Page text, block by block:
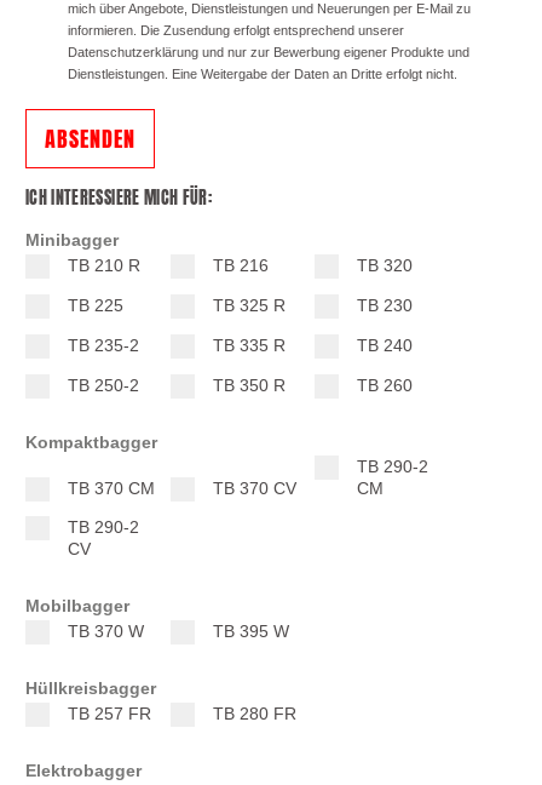
mich über Angebote, Dienstleistungen und Neuerungen per E-Mail zu
informieren. Die Zusendung erfolgt entsprechend unserer
Datenschutzerklärung und nur zur Bewerbung eigener Produkte und
Dienstleistungen. Eine Weitergabe der Daten an Dritte erfolgt nicht.
ABSENDEN
ICH INTERESSIERE MICH FÜR:
Minibagger
TB 210 R
TB 216 TB 320
TB 225 TB 325 R TB 230
TB 235-2 TB 335 R TB 240
TB 250-2 TB 350 R TB 260
Kompaktbagger
TB 370 CM TB 370 CV
TB 290-2
CM
TB 290-2
CV
Mobilbagger
TB 370 W
TB 395 W
Hüllkreisbagger
TB 257 FR
TB 280 FR
Elektrobagger